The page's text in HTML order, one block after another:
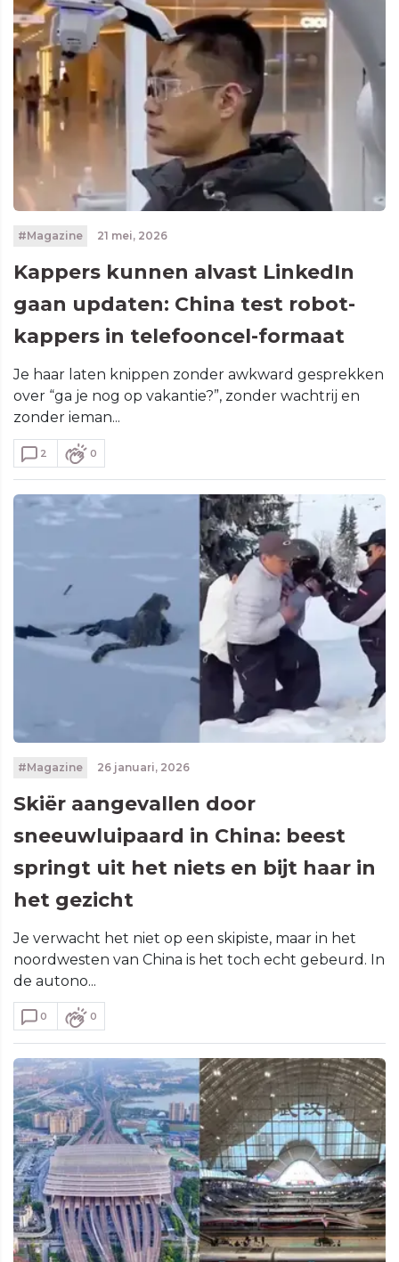
#Magazine 21 mei, 2026
Kappers kunnen alvast LinkedIn
gaan updaten: China test robot-
kappers in telefooncel-formaat
Je haar laten knippen zonder awkward gesprekken
over “ga je nog op vakantie?”, zonder wachtrij en
zonder ieman...
2 0
#Magazine 26 januari, 2026
Skiër aangevallen door
sneeuwluipaard in China: beest
springt uit het niets en bijt haar in
het gezicht
Je verwacht het niet op een skipiste, maar in het
noordwesten van China is het toch echt gebeurd. In
de autono...
0 0